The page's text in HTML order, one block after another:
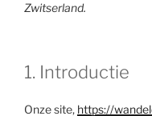
Zwitserland.
1. Introductie
Onze site, https://